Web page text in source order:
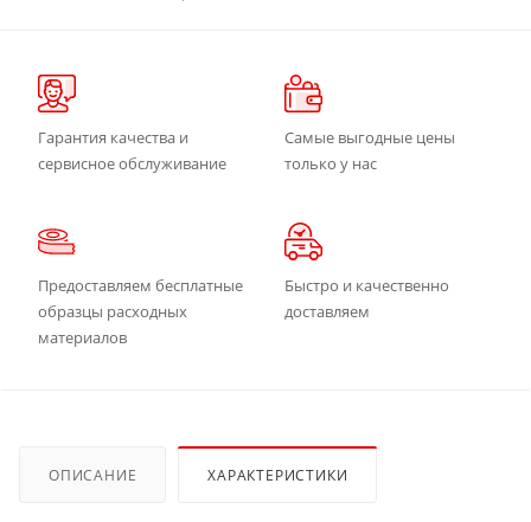
Гарантия качества и
сервисное обслуживание
Самые выгодные цены
только у нас
Предоставляем бесплатные
образцы расходных
материалов
Быстро и качественно
доставляем
ОПИСАНИЕ ХАРАКТЕРИСТИКИ